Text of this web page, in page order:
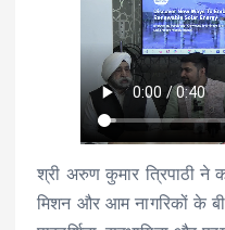
श्री अरुण कुमार त्रिपाठी ने
मिशन और आम नागरिकों के